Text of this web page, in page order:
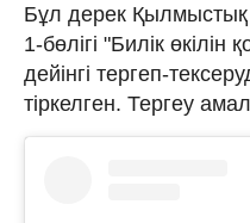
Бұл дерек Қылмыстық
1-бөлігі "Билік
дейінгі тергеп-
тіркелген. Тергеу